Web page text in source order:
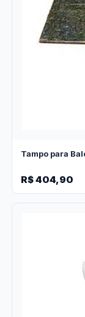
Tampo para
R$ 404,90